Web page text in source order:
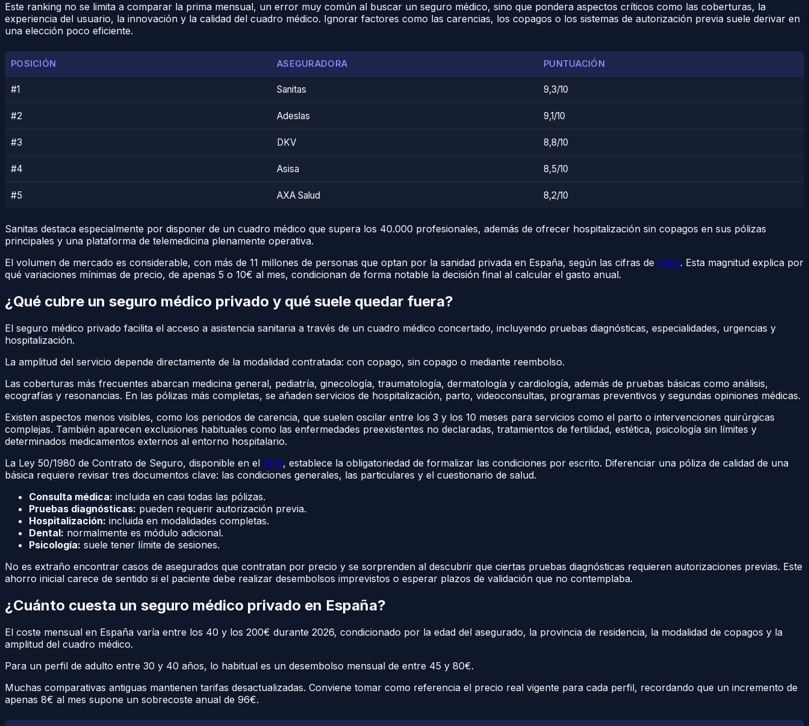
Este ranking no se limita a comparar la prima mensual, un error muy común al buscar un seguro médico, sino que pondera aspectos críticos como las coberturas, la
experiencia del usuario, la innovación y la calidad del cuadro médico. Ignorar factores como las carencias, los copagos o los sistemas de autorización previa suele derivar en
una elección poco eficiente.
POSICIÓN ASEGURADORA PUNTUACIÓN
#1 Sanitas 9,3/10
#2 Adeslas 9,1/10
#3 DKV 8,8/10
#4 Asisa 8,5/10
#5 AXA Salud 8,2/10
Sanitas destaca especialmente por disponer de un cuadro médico que supera los 40.000 profesionales, además de ofrecer hospitalización sin copagos en sus pólizas
principales y una plataforma de telemedicina plenamente operativa.
El volumen de mercado es considerable, con más de 11 millones de personas que optan por la sanidad privada en España, según las cifras de ICEA. Esta magnitud explica por
qué variaciones mínimas de precio, de apenas 5 o 10€ al mes, condicionan de forma notable la decisión final al calcular el gasto anual.
¿Qué cubre un seguro médico privado y qué suele quedar fuera?
El seguro médico privado facilita el acceso a asistencia sanitaria a través de un cuadro médico concertado, incluyendo pruebas diagnósticas, especialidades, urgencias y
hospitalización.
La amplitud del servicio depende directamente de la modalidad contratada: con copago, sin copago o mediante reembolso.
Las coberturas más frecuentes abarcan medicina general, pediatría, ginecología, traumatología, dermatología y cardiología, además de pruebas básicas como análisis,
ecografías y resonancias. En las pólizas más completas, se añaden servicios de hospitalización, parto, videoconsultas, programas preventivos y segundas opiniones médicas.
Existen aspectos menos visibles, como los periodos de carencia, que suelen oscilar entre los 3 y los 10 meses para servicios como el parto o intervenciones quirúrgicas
complejas. También aparecen exclusiones habituales como las enfermedades preexistentes no declaradas, tratamientos de fertilidad, estética, psicología sin límites y
determinados medicamentos externos al entorno hospitalario.
La Ley 50/1980 de Contrato de Seguro, disponible en el BOE, establece la obligatoriedad de formalizar las condiciones por escrito. Diferenciar una póliza de calidad de una
básica requiere revisar tres documentos clave: las condiciones generales, las particulares y el cuestionario de salud.
Consulta médica: incluida en casi todas las pólizas.
Pruebas diagnósticas: pueden requerir autorización previa.
Hospitalización: incluida en modalidades completas.
Dental: normalmente es módulo adicional.
Psicología: suele tener límite de sesiones.
No es extraño encontrar casos de asegurados que contratan por precio y se sorprenden al descubrir que ciertas pruebas diagnósticas requieren autorizaciones previas. Este
ahorro inicial carece de sentido si el paciente debe realizar desembolsos imprevistos o esperar plazos de validación que no contemplaba.
¿Cuánto cuesta un seguro médico privado en España?
El coste mensual en España varía entre los 40 y los 200€ durante 2026, condicionado por la edad del asegurado, la provincia de residencia, la modalidad de copagos y la
amplitud del cuadro médico.
Para un perfil de adulto entre 30 y 40 años, lo habitual es un desembolso mensual de entre 45 y 80€.
Muchas comparativas antiguas mantienen tarifas desactualizadas. Conviene tomar como referencia el precio real vigente para cada perfil, recordando que un incremento de
apenas 8€ al mes supone un sobrecoste anual de 96€.